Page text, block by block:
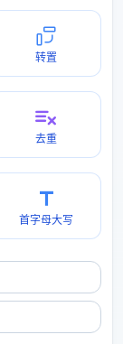
转置
去重
首字母大写